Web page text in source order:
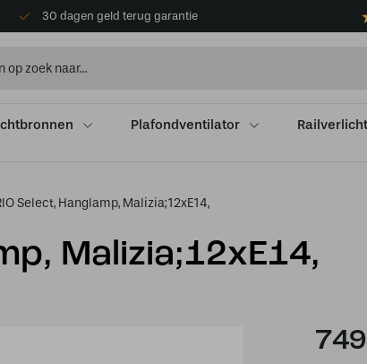
30 dagen geld terug garantie
Plafondventilator
Select, Hanglamp, Malizia;12xE14,
Malizia;12xE14,